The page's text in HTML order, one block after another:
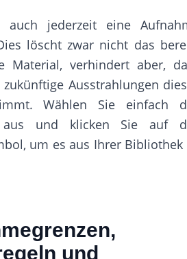
auch jederzeit eine
löscht zwar nicht das
Material, verhindert aber,
zukünftige Ausstrahlungen
Wählen Sie einfach
aus und klicken Sie auf
um es aus Ihrer Bibliothek
und